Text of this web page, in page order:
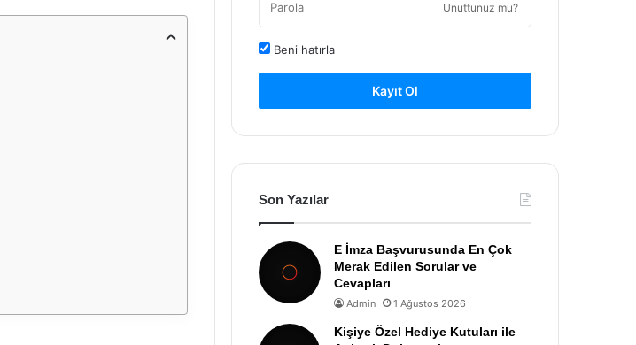
Unuttunuz mu?
Beni hatırla
Kayıt Ol
Son Yazılar
E İmza Başvurusunda En Çok
Merak Edilen Sorular ve
Cevapları
Admin 1 Ağustos 2026
Kişiye Özel Hediye Kutuları ile